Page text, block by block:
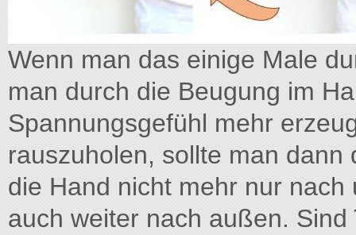
Wenn man das einige Male
man durch die Beugung im
Spannungsgefühl mehr
rauszuholen, sollte man
die Hand nicht mehr nur
auch weiter nach außen.